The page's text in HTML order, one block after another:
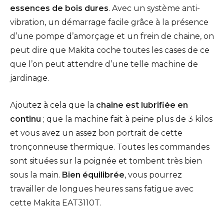
essences de bois dures. Avec un système anti-
vibration, un démarrage facile grâce à la présence
d’une pompe d’amorçage et un frein de chaine, on
peut dire que Makita coche toutes les cases de ce
que l’on peut attendre d’une telle machine de
jardinage.
Ajoutez à cela que la chaine est lubrifiée en
continu ; que la machine fait à peine plus de 3 kilos
et vous avez un assez bon portrait de cette
tronçonneuse thermique. Toutes les commandes
sont situées sur la poignée et tombent très bien
sous la main. Bien équilibrée, vous pourrez
travailler de longues heures sans fatigue avec
cette Makita EAT3110T.